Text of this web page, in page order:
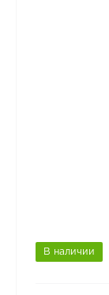
В наличии